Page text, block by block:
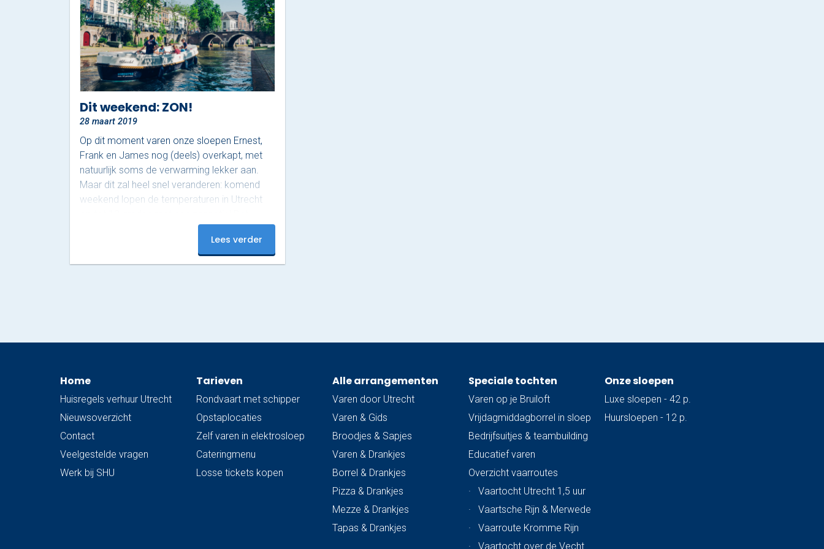
Dit weekend: ZON!
28 maart 2019
Op dit moment varen onze sloepen Ernest,
Frank en James nog (deels) overkapt, met
natuurlijk soms de verwarming lekker aan.
Maar dit zal heel snel veranderen: komend
weekend lopen de temperaturen in Utrecht
betekent: open sloepen, zon op je gezicht en
heerlijk flaneren over de grachten. Bestel
daar een koud drankje bij en je hebt de ideale
Lees verder
Home
Huisregels verhuur Utrecht
Nieuwsoverzicht
Contact
Veelgestelde vragen
Werk bij SHU
Tarieven
Rondvaart met schipper
Opstaplocaties
Zelf varen in elektrosloep
Cateringmenu
Losse tickets kopen
Alle arrangementen
Varen door Utrecht
Varen & Gids
Broodjes & Sapjes
Varen & Drankjes
Borrel & Drankjes
Pizza & Drankjes
Mezze & Drankjes
Tapas & Drankjes
Speciale tochten
Varen op je Bruiloft
Vrijdagmiddagborrel in sloep
Bedrijfsuitjes & teambuilding
Educatief varen
Overzicht vaarroutes
·
Vaartocht Utrecht 1,5 uur
·
Vaartsche Rijn & Merwede
·
Vaarroute Kromme Rijn
·
Vaartocht over de Vecht
Onze sloepen
Luxe sloepen - 42 p.
Huursloepen - 12 p.